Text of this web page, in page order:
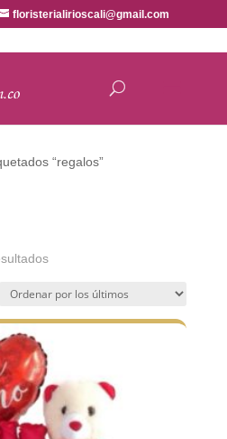
floristerialirioscali@gmail.com
“regalos”
Ordenado
los
últimos